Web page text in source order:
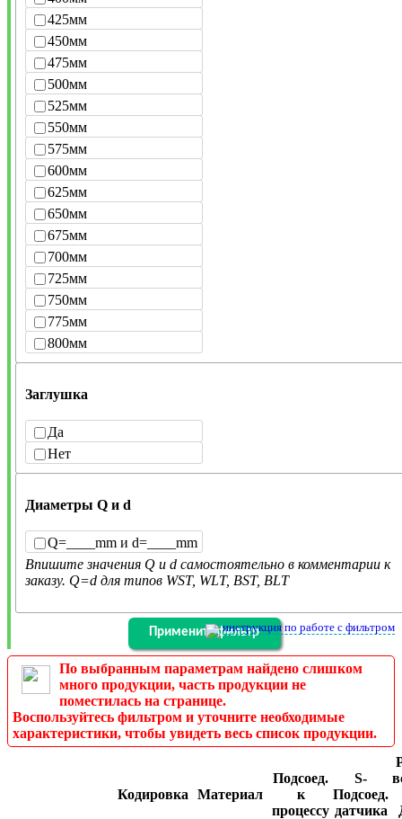
425мм
450мм
475мм
500мм
525мм
550мм
575мм
600мм
625мм
650мм
675мм
700мм
725мм
750мм
775мм
800мм
Заглушка
Да
Нет
Диаметры Q и d
Q=____mm и d=____mm
Впишите значения Q и d самостоятельно в комментарии к
заказу. Q=d для типов WST, WLT, BST, BLT
инструкция по работе с фильтром
По выбранным параметрам найдено слишком
много продукции, часть продукции не
поместилась на странице.
Воспользуйтесь фильтром и уточните необходимые
характеристики, чтобы увидеть весь список продукции.
Кодировка Материал
Подсоед.
к
процессу
S-
Подсоед.
датчика